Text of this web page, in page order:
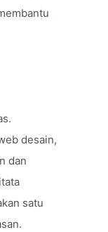
desain,
dan
satu